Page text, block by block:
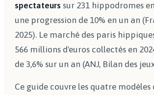
spectateurs sur 231 hippodromes
une progression de 10% en un an
2025). Le marché des paris
566 millions d'euros collectés en
de 3,6% sur un an (ANJ, Bilan des
Ce guide couvre les quatre modèles